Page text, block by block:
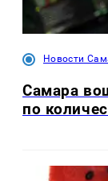
Новости
Самара
по